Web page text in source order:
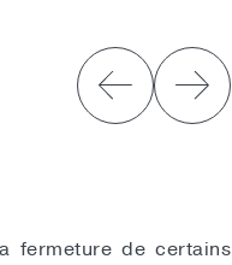
fermeture de certains